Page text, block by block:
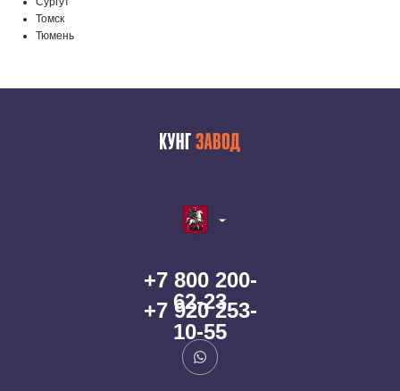
Томск
Тюмень
+7 800 200-
62-23
+7 920 253-
10-55